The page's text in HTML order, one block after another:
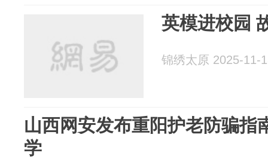
英模进校园
锦绣太原 2025-11-
山西网安发布重阳护老防骗指
学